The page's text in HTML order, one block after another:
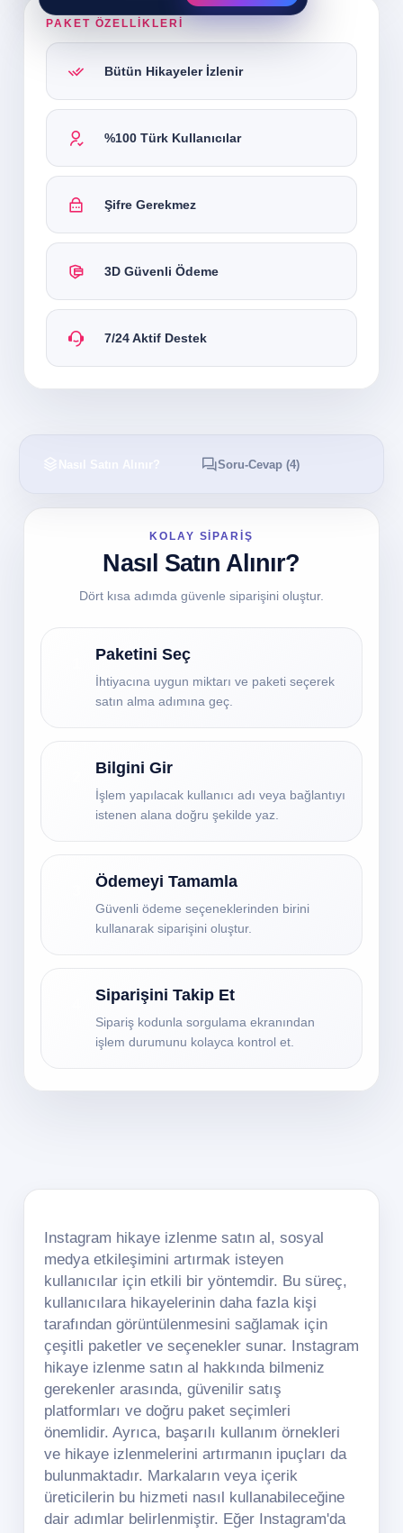
PAKET ÖZELLİKLERİ
Bütün Hikayeler İzlenir
%100 Türk Kullanıcılar
Şifre Gerekmez
3D Güvenli Ödeme
7/24 Aktif Destek
Soru-Cevap (4)
KOLAY SİPARİŞ
Nasıl Satın Alınır?
Dört kısa adımda güvenle siparişini oluştur.
Paketini Seç
İhtiyacına uygun miktarı ve paketi seçerek
satın alma adımına geç.
Bilgini Gir
İşlem yapılacak kullanıcı adı veya bağlantıyı
istenen alana doğru şekilde yaz.
Ödemeyi Tamamla
Güvenli ödeme seçeneklerinden birini
kullanarak siparişini oluştur.
Siparişini Takip Et
Sipariş kodunla sorgulama ekranından
işlem durumunu kolayca kontrol et.
Instagram hikaye izlenme satın al, sosyal
medya etkileşimini artırmak isteyen
kullanıcılar için etkili bir yöntemdir. Bu süreç,
kullanıcılara hikayelerinin daha fazla kişi
tarafından görüntülenmesini sağlamak için
çeşitli paketler ve seçenekler sunar. Instagram
hikaye izlenme satın al hakkında bilmeniz
gerekenler arasında, güvenilir satış
platformları ve doğru paket seçimleri
önemlidir. Ayrıca, başarılı kullanım örnekleri
ve hikaye izlenmelerini artırmanın ipuçları da
bulunmaktadır. Markaların veya içerik
üreticilerin bu hizmeti nasıl kullanabileceğine
dair adımlar belirlenmiştir. Eğer Instagram'da